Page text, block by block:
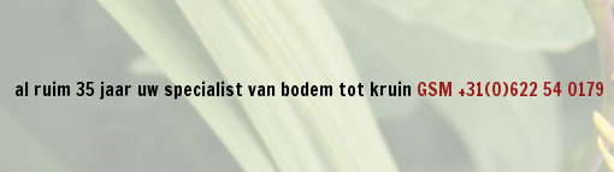
al ruim 35 jaar uw specialist van bodem tot kruin GSM +31(0)622 54 0179